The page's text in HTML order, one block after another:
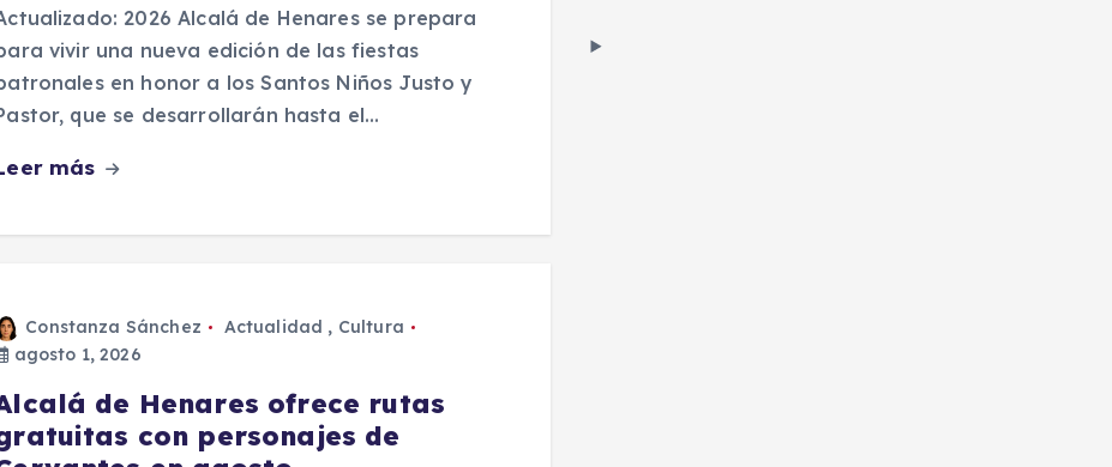
2026 Alcalá de Henares se prepara
vivir una nueva edición de las fiestas
en honor a los Santos Niños Justo y
que se desarrollarán hasta el…
más
Constanza Sánchez Actualidad , Cultura
agosto 1, 2026
de Henares ofrece rutas
con personajes de